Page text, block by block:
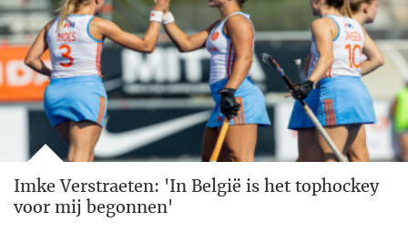
Imke Verstraeten: 'In België is het tophockey
voor mij begonnen'